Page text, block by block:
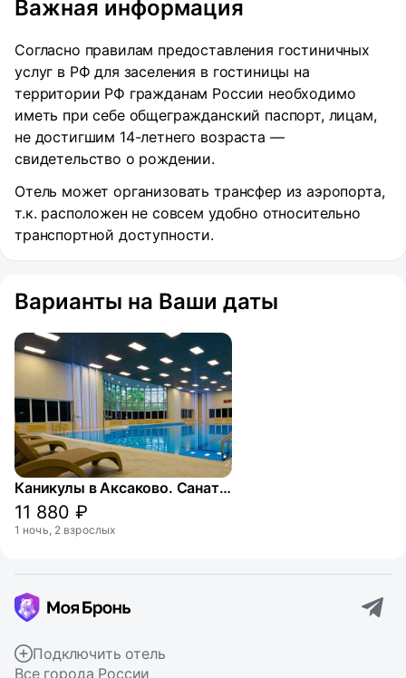
Важная информация
Согласно правилам предоставления гостиничных
услуг в РФ для заселения в гостиницы на
территории РФ гражданам России необходимо
иметь при себе общегражданский паспорт, лицам,
не достигшим 14-летнего возраста —
свидетельство о рождении.
Отель может организовать трансфер из аэропорта,
т.к. расположен не совсем удобно относительно
транспортной доступности.
Варианты на Ваши даты
Каникулы в Аксаково. Санатории ФНС России
11 880 ₽
1 ночь, 2 взрослых
Подключить отель
Все города России